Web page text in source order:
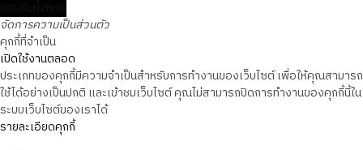
จัดการความเป็นส่วนตัว
คุกกี้ที่จำเป็น
เปิดใช้งานตลอด
ประเภทของคุกกี้มีความจำเป็นสำหรับการทำงานของเว็บไซต์ เพื่อให้คุณสามารถ
ใช้ได้อย่างเป็นปกติ และเข้าชมเว็บไซต์ คุณไม่สามารถปิดการทำงานของคุกกี้นี้ใน
ระบบเว็บไซต์ของเราได้
รายละเอียดคุกกี้